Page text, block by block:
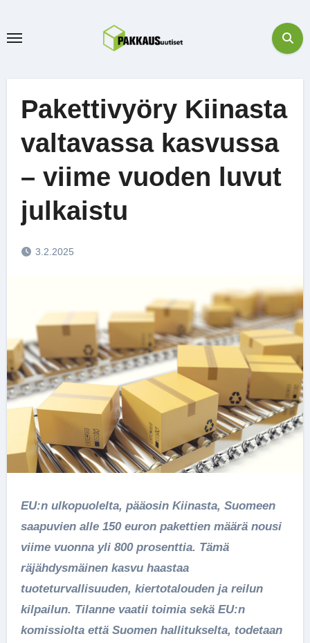
Pakettivyöry Kiinasta
valtavassa kasvussa
– viime vuoden luvut
julkaistu
3.2.2025
EU:n ulkopuolelta, pääosin Kiinasta, Suomeen
saapuvien alle 150 euron pakettien määrä nousi
viime vuonna yli 800 prosenttia. Tämä
räjähdysmäinen kasvu haastaa
tuoteturvallisuuden, kiertotalouden ja reilun
kilpailun. Tilanne vaatii toimia sekä EU:n
komissiolta että Suomen hallitukselta, todetaan